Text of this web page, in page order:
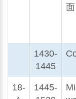
面
1430-
1445
18-
1445-